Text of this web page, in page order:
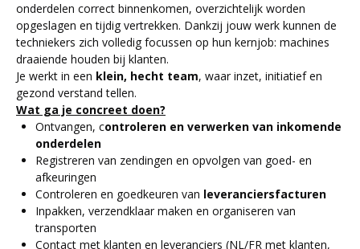
onderdelen correct binnenkomen, overzichtelijk worden
opgeslagen en tijdig vertrekken. Dankzij jouw werk kunnen de
techniekers zich volledig focussen op hun kernjob: machines
draaiende houden bij klanten.
Je werkt in een klein, hecht team, waar inzet, initiatief en
gezond verstand tellen.
Wat ga je concreet doen?
Ontvangen, controleren en verwerken van inkomende
onderdelen
Registreren van zendingen en opvolgen van goed- en
afkeuringen
Controleren en goedkeuren van leveranciersfacturen
Inpakken, verzendklaar maken en organiseren van
transporten
Contact met klanten en leveranciers (NL/FR met klanten,